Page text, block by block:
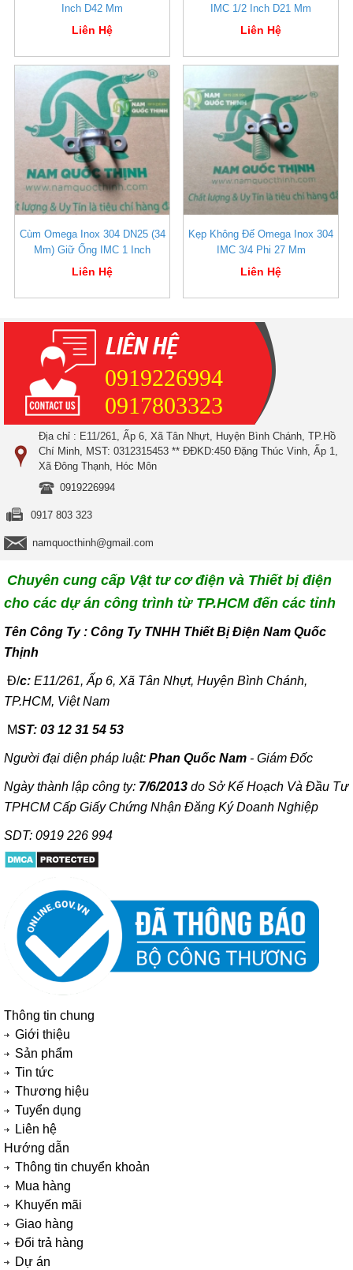
Inch D42 Mm
Liên Hệ
IMC 1/2 Inch D21 Mm
Liên Hệ
Cùm Omega Inox 304 DN25 (34
Mm) Giữ Ống IMC 1 Inch
Liên Hệ
Kẹp Không Đế Omega Inox 304
IMC 3/4 Phi 27 Mm
Liên Hệ
0919226994
0917803323
Địa chỉ : E11/261, Ấp 6, Xã Tân Nhựt, Huyện Bình Chánh, TP.Hồ
Chí Minh, MST: 0312315453 ** ĐĐKD:450 Đặng Thúc Vinh, Ấp 1,
Xã Đông Thạnh, Hóc Môn
0919226994
0917 803 323
namquocthinh@gmail.com
Chuyên cung cấp Vật tư cơ điện và Thiết bị điện
cho các dự án công trình từ TP.HCM đến các tỉnh
Tên Công Ty : Công Ty TNHH Thiết Bị Điện Nam Quốc
Thịnh
Đ/c: E11/261, Ấp 6, Xã Tân Nhựt, Huyện Bình Chánh,
TP.HCM, Việt Nam
MST: 03 12 31 54 53
Người đại diện pháp luật: Phan Quốc Nam - Giám Đốc
Ngày thành lập công ty: 7/6/2013 do Sở Kế Hoạch Và Đầu Tư
TPHCM Cấp Giấy Chứng Nhận Đăng Ký Doanh Nghiệp
SDT: 0919 226 994
Thông tin chung
Giới thiệu
Sản phẩm
Tin tức
Thương hiệu
Tuyển dụng
Liên hệ
Hướng dẫn
Thông tin chuyển khoản
Mua hàng
Khuyến mãi
Giao hàng
Đổi trả hàng
Dự án